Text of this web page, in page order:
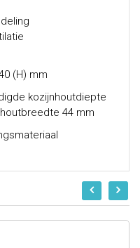
(H) mm
kozijnhoutdiepte
44 mm